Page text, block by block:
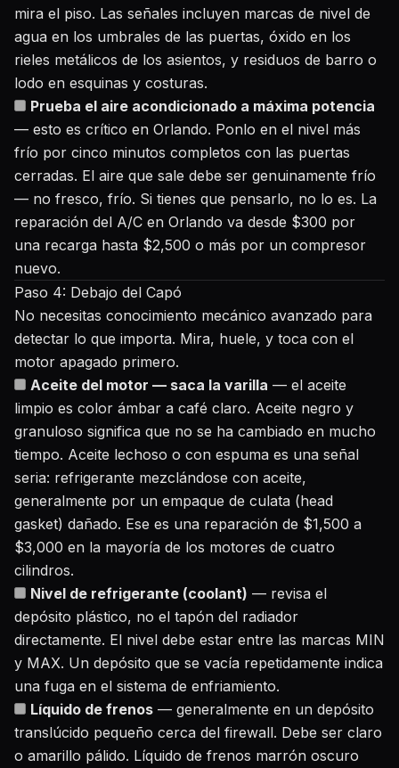
mira el piso. Las señales incluyen marcas de nivel de
agua en los umbrales de las puertas, óxido en los
rieles metálicos de los asientos, y residuos de barro o
lodo en esquinas y costuras.
Prueba el aire acondicionado a máxima potencia
— esto es crítico en Orlando. Ponlo en el nivel más
frío por cinco minutos completos con las puertas
cerradas. El aire que sale debe ser genuinamente frío
— no fresco, frío. Si tienes que pensarlo, no lo es. La
reparación del A/C en Orlando va desde $300 por
una recarga hasta $2,500 o más por un compresor
nuevo.
Paso 4: Debajo del Capó
No necesitas conocimiento mecánico avanzado para
detectar lo que importa. Mira, huele, y toca con el
motor apagado primero.
Aceite del motor — saca la varilla — el aceite
limpio es color ámbar a café claro. Aceite negro y
granuloso significa que no se ha cambiado en mucho
tiempo. Aceite lechoso o con espuma es una señal
seria: refrigerante mezclándose con aceite,
generalmente por un empaque de culata (head
gasket) dañado. Ese es una reparación de $1,500 a
$3,000 en la mayoría de los motores de cuatro
cilindros.
Nivel de refrigerante (coolant) — revisa el
depósito plástico, no el tapón del radiador
directamente. El nivel debe estar entre las marcas MIN
y MAX. Un depósito que se vacía repetidamente indica
una fuga en el sistema de enfriamiento.
Líquido de frenos — generalmente en un depósito
translúcido pequeño cerca del firewall. Debe ser claro
o amarillo pálido. Líquido de frenos marrón oscuro